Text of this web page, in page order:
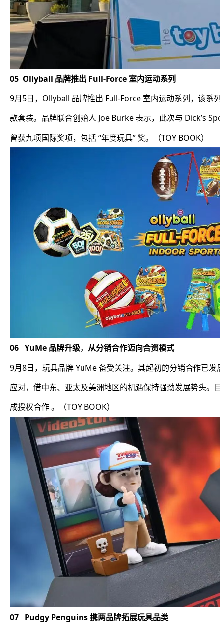
05 Ollyball 品牌推出 Full-Force 室内运动系列
9月5日，Ollyball 品牌推出 Full-Force 室内运动系列，该系
款套装。品牌联合创始人 Joe Burke 表示，此次与 Dick’s
曾获九项国际奖项，包括 “年度玩具” 奖。（TOY BOOK）
06 YuMe 品牌升级，从分销合作迈向合资模式
9月8日，玩具品牌 YuMe 备受关注。其起初的分销合作已
应对，借中东、亚太及美洲地区的机遇保持强劲发展势头
成授权合作 。（TOY BOOK）
07 Pudgy Penguins 携两品牌拓展玩具品类